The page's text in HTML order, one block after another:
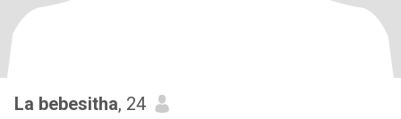
La bebesitha, 24